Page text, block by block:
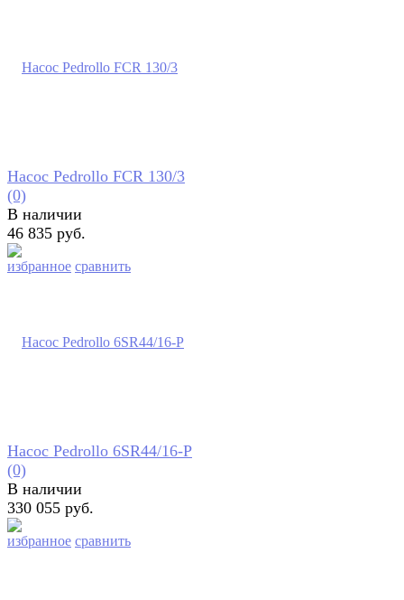
избранное сравнить
Насос Pedrollo FCR 130/3
(0)
В наличии
46 835 руб.
избранное сравнить
Насос Pedrollo 6SR44/16-P
(0)
В наличии
330 055 руб.